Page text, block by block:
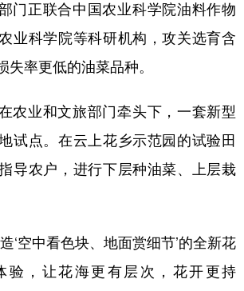
门正联合中国农业科学院油料作物
业科学院等科研机构，攻关选育含
失率更低的油菜品种。
农业和文旅部门牵头下，一套新型
试点。在云上花乡示范园的试验田
导农户，进行下层种油菜、上层栽
‘空中看色块、地面赏细节’的全新花
验，让花海更有层次，花开更持